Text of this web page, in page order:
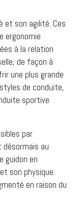
et son agilité. Ces
ergonomie
à la relation
de façon à
une plus grande
de conduite,
sportive
par
désormais au
guidon en
son physique.
en raison du